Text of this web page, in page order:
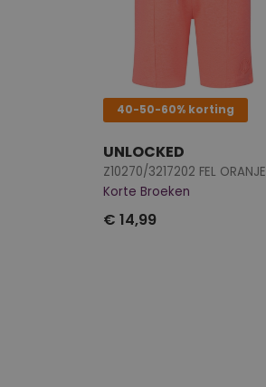
40-50-60% korting
UNLOCKED
Z10270/3217202 FEL ORANJE
Korte Broeken
€ 14,99